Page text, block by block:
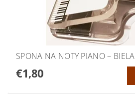
SPONA NA NOTY PIANO – BIELA
€1,80